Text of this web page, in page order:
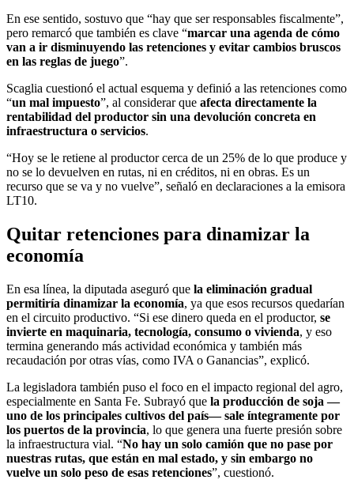
En ese sentido, sostuvo que “hay que ser responsables fiscalmente”,
pero remarcó que también es clave “marcar una agenda de cómo
van a ir disminuyendo las retenciones y evitar cambios bruscos
en las reglas de juego”.
Scaglia cuestionó el actual esquema y definió a las retenciones como
“un mal impuesto”, al considerar que afecta directamente la
rentabilidad del productor sin una devolución concreta en
infraestructura o servicios.
“Hoy se le retiene al productor cerca de un 25% de lo que produce y
no se lo devuelven en rutas, ni en créditos, ni en obras. Es un
recurso que se va y no vuelve”, señaló en declaraciones a la emisora
LT10.
Quitar retenciones para dinamizar la
economía
En esa línea, la diputada aseguró que la eliminación gradual
permitiría dinamizar la economía, ya que esos recursos quedarían
en el circuito productivo. “Si ese dinero queda en el productor, se
invierte en maquinaria, tecnología, consumo o vivienda, y eso
termina generando más actividad económica y también más
recaudación por otras vías, como IVA o Ganancias”, explicó.
La legisladora también puso el foco en el impacto regional del agro,
especialmente en Santa Fe. Subrayó que la producción de soja —
uno de los principales cultivos del país— sale íntegramente por
los puertos de la provincia, lo que genera una fuerte presión sobre
la infraestructura vial. “No hay un solo camión que no pase por
nuestras rutas, que están en mal estado, y sin embargo no
vuelve un solo peso de esas retenciones”, cuestionó.